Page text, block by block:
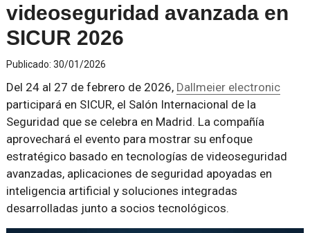
videoseguridad avanzada en
SICUR 2026
Publicado: 30/01/2026
Del 24 al 27 de febrero de 2026, Dallmeier electronic
participará en SICUR, el Salón Internacional de la
Seguridad que se celebra en Madrid. La compañía
aprovechará el evento para mostrar su enfoque
estratégico basado en tecnologías de videoseguridad
avanzadas, aplicaciones de seguridad apoyadas en
inteligencia artificial y soluciones integradas
desarrolladas junto a socios tecnológicos.